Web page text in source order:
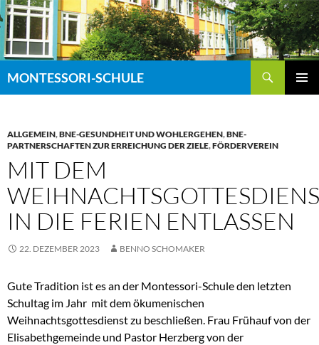
Zum
Inhalt
springen
MONTESSORI-SCHULE
ALLGEMEIN,BNE-GESUNDHEIT UND WOHLERGEHEN,BNE-
PARTNERSCHAFTEN ZUR ERREICHUNG DER ZIELE,FÖRDERVEREIN
MIT DEM
IN DIE FERIEN ENTLASSEN
22. DEZEMBER 2023 BENNO SCHOMAKER
Gute Tradition ist es an der Montessori-Schule den letzten
Schultag im Jahr mit dem ökumenischen
Weihnachtsgottesdienst zu beschließen. Frau Frühauf von der
Elisabethgemeinde und Pastor Herzberg von der